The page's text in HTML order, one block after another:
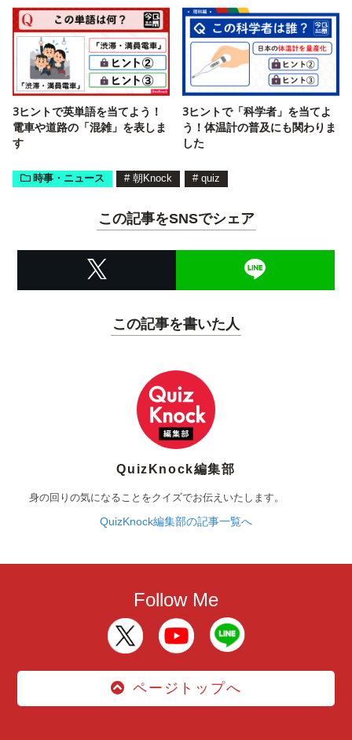
3ヒントで英単語を当てよう！
電車や道路の「混雑」を表しま
す
3ヒントで「科学者」を当てよ
う！体温計の普及にも関わりま
した
時事・ニュース # 朝Knock # quiz
この記事をSNSでシェア
この記事を書いた人
QuizKnock編集部
身の回りの気になることをクイズでお伝えいたします。
QuizKnock編集部の記事一覧へ
Follow Me
ページトップへ